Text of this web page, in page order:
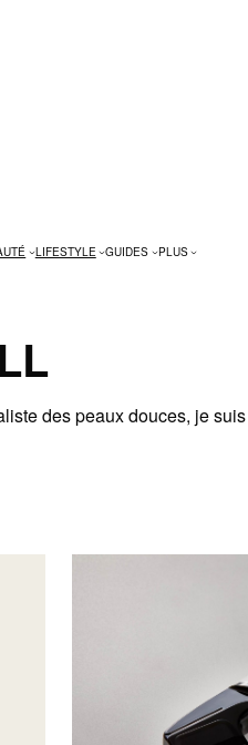
LIFESTYLE GUIDES PLUS
des peaux douces, je suis